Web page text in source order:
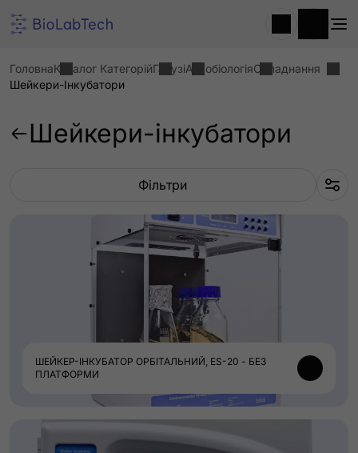
ГоловнаКаталог КатегорійГалузіАгробіологіяОбладнання
Шейкери-Інкубатори
Шейкери-інкубатори
Фільтри
ШЕЙКЕР-ІНКУБАТОР ОРБІТАЛЬНИЙ, ES-20 - БЕЗ
ПЛАТФОРМИ